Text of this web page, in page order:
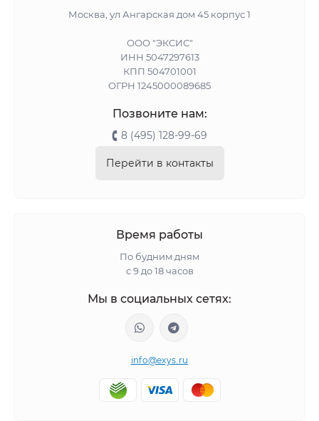
Москва, ул Ангарская дом 45 корпус 1
ООО "ЭКСИС"
ИНН 5047297613
КПП 504701001
ОГРН 1245000089685
Позвоните нам:
8 (495) 128-99-69
Перейти в контакты
Время работы
По будним дням
с 9 до 18 часов
Мы в социальных сетях:
info@exys.ru